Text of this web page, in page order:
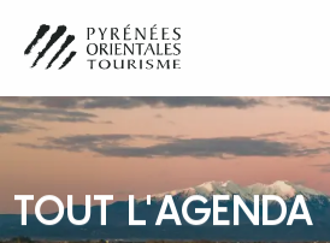
contenu
principal
TOUT L'AGENDA